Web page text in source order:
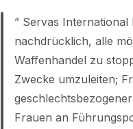
” Servas International
nachdrücklich, alle
Waffenhandel zu
Zwecke umzuleiten;
Frauen an